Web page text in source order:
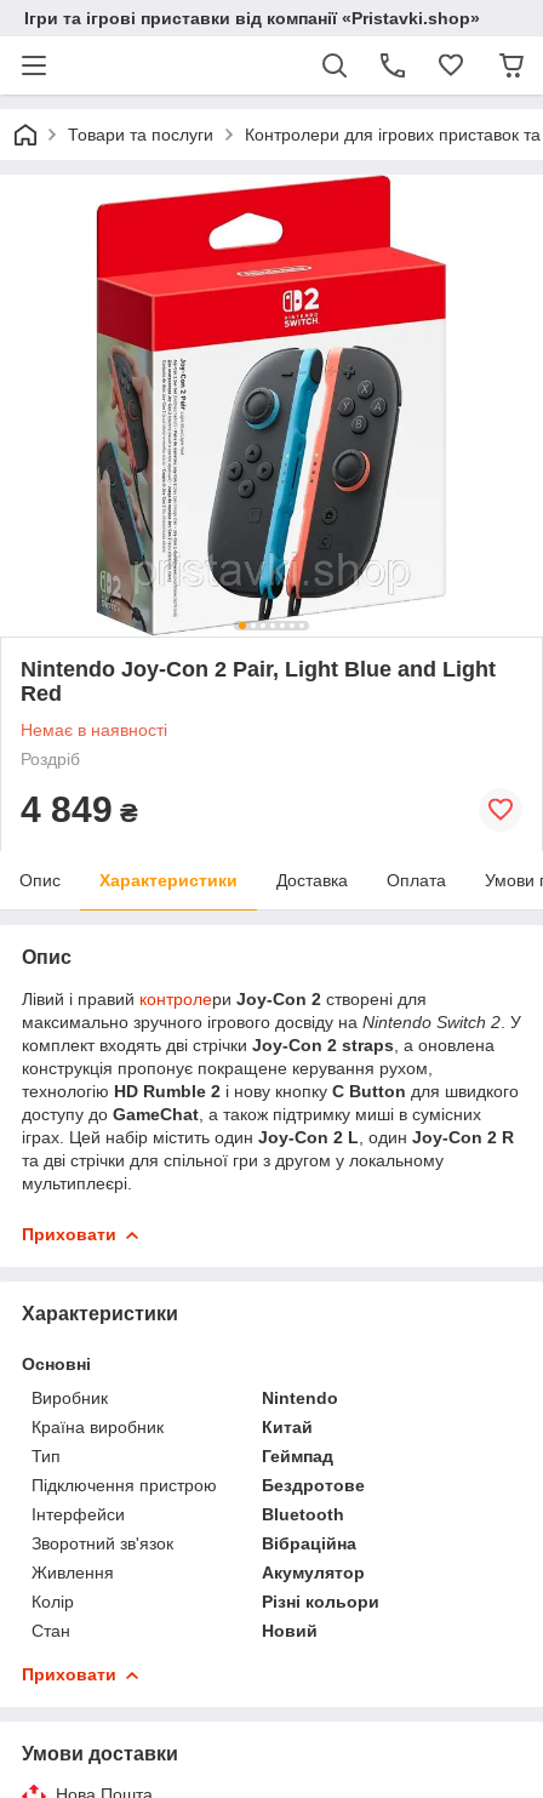
Ігри та ігрові приставки від компанії «Pristavki.shop»
Товари та послуги Контролери для ігрових приставок
Nintendo Joy-Con 2 Pair, Light Blue and Light
Red
Немає в наявності
Роздріб
4 849 ₴
Опис Характеристики Доставка Оплата Умови
Опис
Лівий і правий контролери Joy-Con 2 створені для
максимально зручного ігрового досвіду на Nintendo Switch 2 . У
комплект входять дві стрічки Joy-Con 2 straps , а оновлена
конструкція пропонує покращене керування рухом,
технологію HD Rumble 2 і нову кнопку C Button для швидкого
доступу до GameChat , а також підтримку миші в сумісних
іграх. Цей набір містить один Joy-Con 2 L , один Joy-Con 2 R
та дві стрічки для спільної гри з другом у локальному
мультиплеєрі.
Приховати
Характеристики
Основні
Виробник
Nintendo
Країна виробник
Китай
Тип
Геймпад
Підключення пристрою
Бездротове
Інтерфейси
Bluetooth
Зворотний зв'язок
Вібраційна
Живлення
Акумулятор
Колір
Різні кольори
Стан
Новий
Приховати
Умови доставки
Нова Пошта